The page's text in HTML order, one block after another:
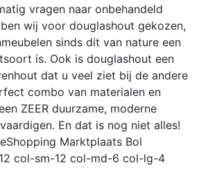
vragen naar onbehandeld
wij voor douglashout gekozen,
sinds dit van nature een
is. Ook is douglashout een
dat u veel ziet bij de andere
combo van materialen en
ZEER duurzame, moderne
En dat is nog niet alles!
Marktplaats Bol
col-sm-12 col-md-6 col-lg-4